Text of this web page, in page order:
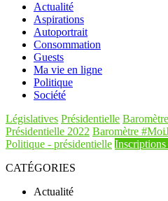
Actualité
Aspirations
Autoportrait
Consommation
Guests
Ma vie en ligne
Politique
Société
Législatives Présidentielle
Présidentielle 2022 Baromètre
Politique - présidentielle Inscriptions
CATÉGORIES
Actualité